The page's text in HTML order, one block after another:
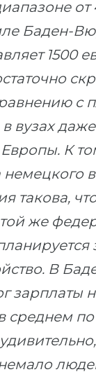
от
Баден-
1500
с
вузах
К
такова,
той же
В
зарплаты
среднем